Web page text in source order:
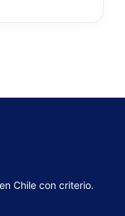
Chile con criterio.